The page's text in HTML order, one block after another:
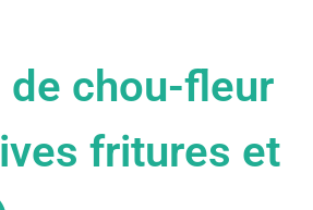
de chou-fleur
fritures et